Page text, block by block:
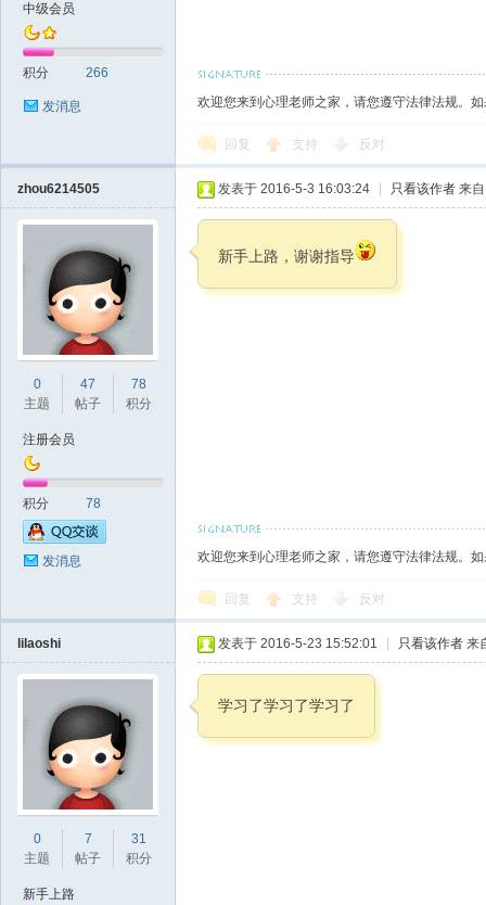
中级会员
积分 266
发消息 欢迎您来到心理老师之家，请您遵守法律法规。
回复 支持 反对
zhou6214505
0
主题
47
帖子
78
积分
注册会员
积分 78
发消息
发表于 2016-5-3 16:03:24 只看该作者 来自
新手上路，谢谢指导
欢迎您来到心理老师之家，请您遵守法律法规。
回复 支持 反对
lilaoshi
0
主题
7
帖子
31
积分
新手上路
发表于 2016-5-23 15:52:01 只看该作者 来
学习了学习了学习了